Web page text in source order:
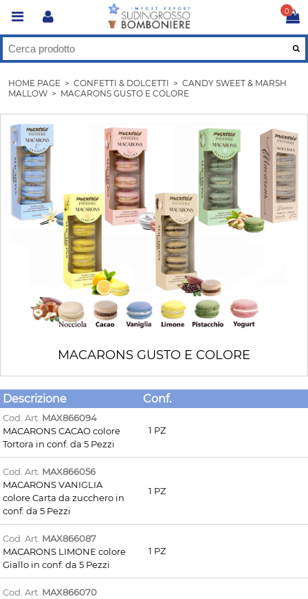
0
HOME PAGE > CONFETTI & DOLCETTI > CANDY SWEET & MARSH
MALLOW > MACARONS GUSTO E COLORE
MACARONS GUSTO E COLORE
Descrizione Conf.
Cod. Art. MAX866094
MACARONS CACAO colore
Tortora in conf. da 5 Pezzi
1 PZ
Cod. Art. MAX866056
MACARONS VANIGLIA
colore Carta da zucchero in
conf. da 5 Pezzi
1 PZ
Cod. Art. MAX866087
MACARONS LIMONE colore
Giallo in conf. da 5 Pezzi
1 PZ
Cod. Art. MAX866070